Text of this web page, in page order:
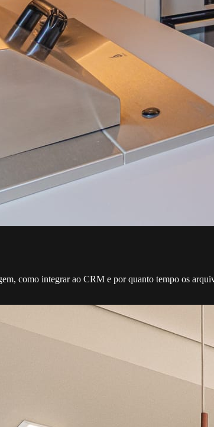
como integrar ao CRM e por quanto tempo os